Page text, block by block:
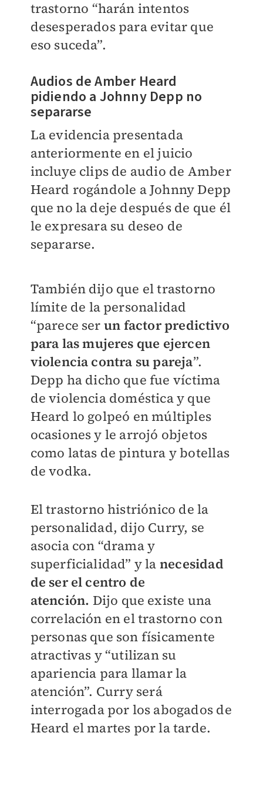
trastorno “harán intentos
desesperados para evitar que
eso suceda”.
Audios de Amber Heard
pidiendo a Johnny Depp no
separarse
La evidencia presentada
anteriormente en el juicio
incluye clips de audio de Amber
Heard rogándole a Johnny Depp
que no la deje después de que él
le expresara su deseo de
separarse.
También dijo que el trastorno
límite de la personalidad
“parece ser un factor predictivo
para las mujeres que ejercen
violencia contra su pareja”.
Depp ha dicho que fue víctima
de violencia doméstica y que
Heard lo golpeó en múltiples
ocasiones y le arrojó objetos
como latas de pintura y botellas
de vodka.
El trastorno histriónico de la
personalidad, dijo Curry, se
asocia con “drama y
superficialidad” y la necesidad
de ser el centro de
atención. Dijo que existe una
correlación en el trastorno con
personas que son físicamente
atractivas y “utilizan su
apariencia para llamar la
atención”. Curry será
interrogada por los abogados de
Heard el martes por la tarde.